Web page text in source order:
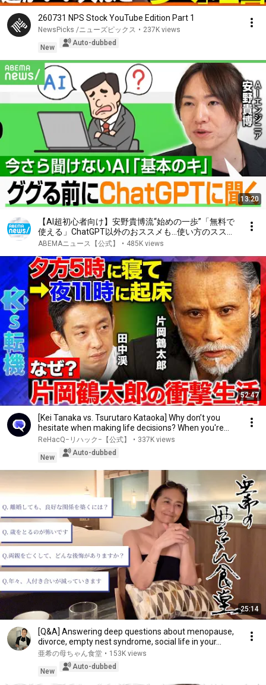
260731 NPS Stock YouTube Edition Part 1
NewsPicks /ニューズピックス • 237K views
New
Auto-dubbed
13:20
【AI超初心者向け】安野貴博流“始めの一歩”「無料で
使える」ChatGPT以外のおススメも…使い方のススメ
とは？｜アベヒル
ABEMAニュース【公式】 • 485K views
52:47
[Kei Tanaka vs. Tsurutaro Kataoka] Why don’t you
hesitate when making life decisions? When you're...
ReHacQ−リハック−【公式】 • 337K views
New
Auto-dubbed
25:14
[Q&A] Answering deep questions about menopause,
divorce, empty nest syndrome, social life in your...
亜希の母ちゃん食堂 • 153K views
New
Auto-dubbed